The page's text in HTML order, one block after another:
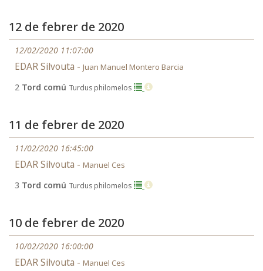
12 de febrer de 2020
12/02/2020 11:07:00
EDAR Silvouta - Juan Manuel Montero Barcia
2 Tord comú Turdus philomelos
11 de febrer de 2020
11/02/2020 16:45:00
EDAR Silvouta - Manuel Ces
3 Tord comú Turdus philomelos
10 de febrer de 2020
10/02/2020 16:00:00
EDAR Silvouta - Manuel Ces